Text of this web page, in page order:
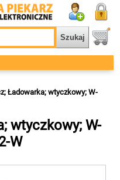
Ładowarka; wtyczkowy; W-
wtyczkowy; W-
W